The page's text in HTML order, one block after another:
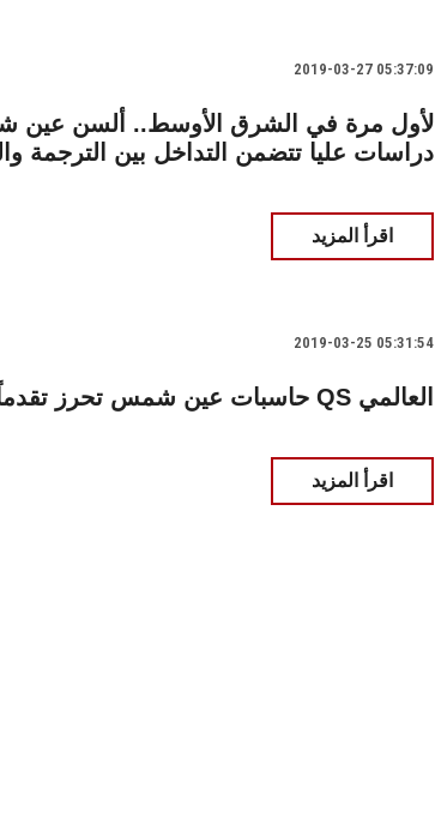
2019-03-27 05:37:09
لأول مرة في الشرق الأوسط.. ألسن عين
دراسات عليا تتضمن التداخل بين الترجمة
اقرأ المزيد
2019-03-25 05:31:54
حاسبات عين شمس تحرز تقدماً ملحوظاً في تصنيف QS العالمي
اقرأ المزيد